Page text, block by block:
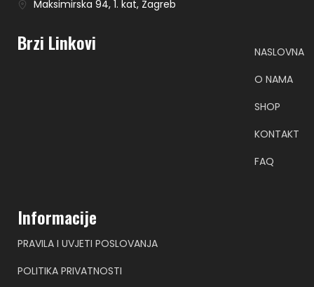
Maksimirska 94, 1. kat, Zagreb
Brzi Linkovi
NASLOVNA
O NAMA
SHOP
KONTAKT
FAQ
Informacije
PRAVILA I UVJETI POSLOVANJA
POLITIKA PRIVATNOSTI